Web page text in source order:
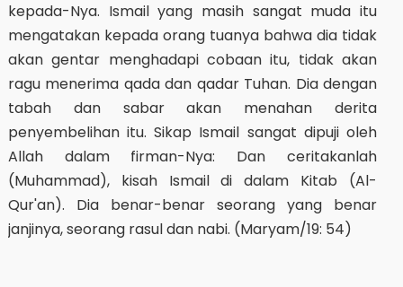
kepada-Nya. Ismail yang masih sangat muda itu
mengatakan kepada orang tuanya bahwa dia tidak
akan gentar menghadapi cobaan itu, tidak akan
ragu menerima qada dan qadar Tuhan. Dia dengan
tabah dan sabar akan menahan derita
penyembelihan itu. Sikap Ismail sangat dipuji oleh
Allah dalam firman-Nya: Dan ceritakanlah
(Muhammad), kisah Ismail di dalam Kitab (Al-
Qur'an). Dia benar-benar seorang yang benar
janjinya, seorang rasul dan nabi. (Maryam/19: 54)